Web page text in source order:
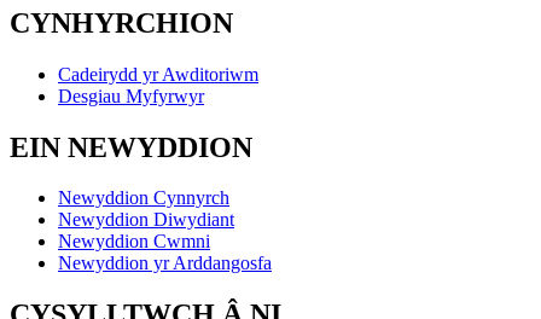
CYNHYRCHION
Cadeirydd yr Awditoriwm
Desgiau Myfyrwyr
EIN NEWYDDION
Newyddion Cynnyrch
Newyddion Diwydiant
Newyddion Cwmni
Newyddion yr Arddangosfa